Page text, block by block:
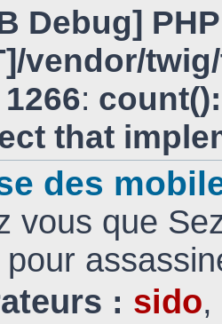
Debug]
vendor/
1266:
that
des
vous que
pour
: sido,